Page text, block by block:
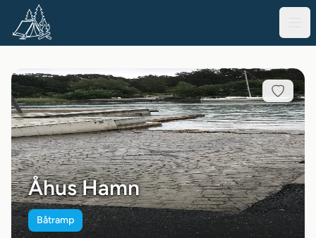
Åhus Hamn
Båtramp